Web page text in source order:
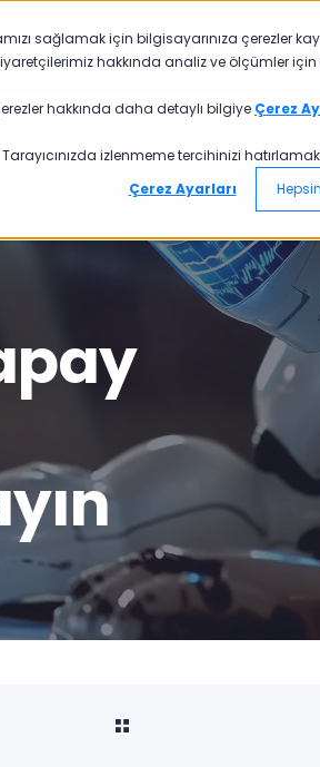
sağlamak için bilgisayarınıza çerezler
hakkında analiz ve ölçümler için
hakkında daha detaylı bilgiye Çerez
izlenmeme tercihinizi hatırlamak
Çerez Ayarları
Akademi Fiyatlandırma